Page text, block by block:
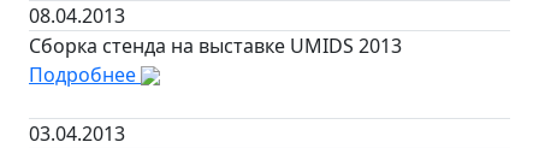
08.04.2013
Сборка стенда на выставке UMIDS 2013
Подробнее
03.04.2013